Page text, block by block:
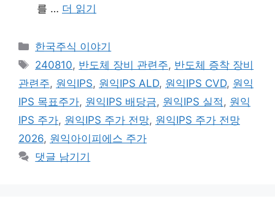
를 … 더 읽기
카
테
리
한국주식 이야기
태
그
240810, 반도체 장비 관련주, 반도체 증착 장비
관련주, 원익IPS, 원익IPS ALD, 원익IPS CVD, 원익
IPS 목표주가, 원익IPS 배당금, 원익IPS 실적 , 원익
IPS 주가, 원익IPS 주가 전망, 원익IPS 주가 전망
2026, 원익아이피에스 주가
댓글 남기기